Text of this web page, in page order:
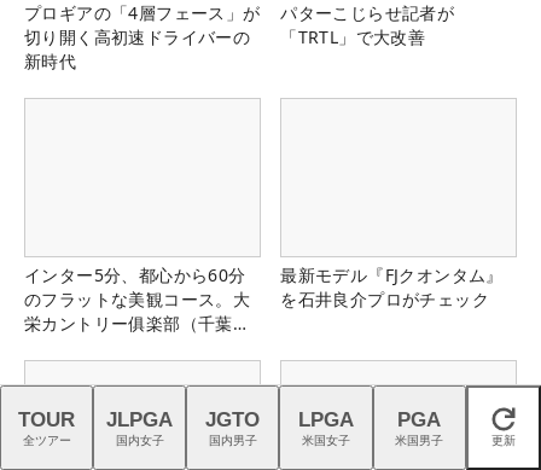
プロギアの「4層フェース」が
切り開く高初速ドライバーの
新時代
パターこじらせ記者が
「TRTL」で大改善
インター5分、都心から60分
のフラットな美観コース。大
栄カントリー俱楽部（千葉
最新モデル『FJクオンタム』
を石井良介プロがチェック
閉じる
TOUR
全ツアー
JLPGA
国内女子
JGTO
国内男子
LPGA
米国女子
PGA
米国男子 更新